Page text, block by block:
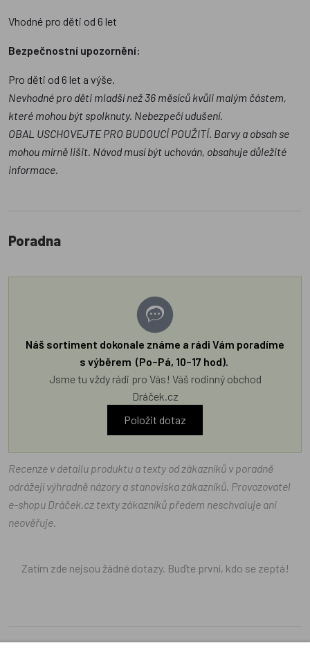
Vhodné pro děti od 6 let
Bezpečnostní upozornění:
Pro děti od 6 let a výše.
Nevhodné pro děti mladší než 36 měsíců kvůli malým částem,
které mohou být spolknuty. Nebezpečí udušení.
OBAL USCHOVEJTE PRO BUDOUCÍ POUŽITÍ. Barvy a obsah se
mohou mírně lišit. Návod musí být uchován, obsahuje důležité
informace.
Poradna
Náš sortiment dokonale známe a rádi Vám poradíme
s výběrem (Po–Pá, 10–17 hod).
Jsme tu vždy rádi pro Vás! Váš rodinný obchod
Dráček.cz
Položit dotaz
Recenze v detailu produktu a texty od zákazníků v poradně
odrážejí výhradně názory a stanoviska zákazníků. Provozovatel
e-shopu Dráček.cz texty zákazníků předem neschvaluje ani
neověřuje.
Zatím zde nejsou žádné dotazy. Buďte první, kdo se zeptá!